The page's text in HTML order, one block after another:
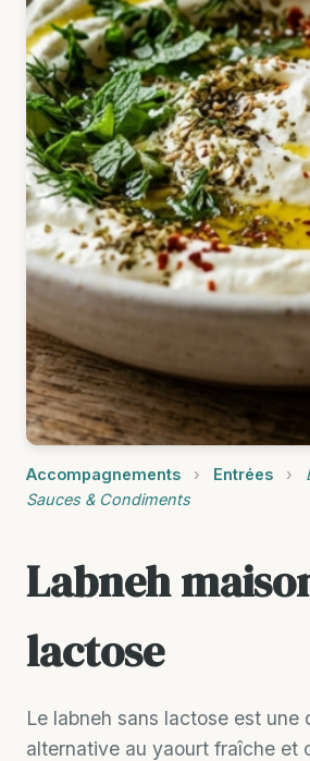
Accompagnements › Entrées ›
Sauces & Condiments
Labneh
lactose
Le labneh sans lactose est une
alternative au yaourt fraîche et